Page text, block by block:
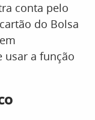
conta pelo
do Bolsa
usar a função